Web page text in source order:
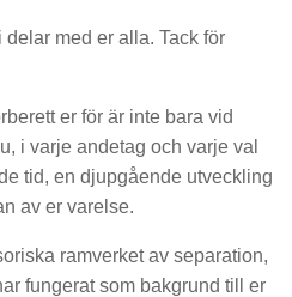
med er alla. Tack för
er för är inte bara vid
i varje andetag och varje val
tid, en djupgående utveckling
av er varelse.
ramverket av separation,
fungerat som bakgrund till er